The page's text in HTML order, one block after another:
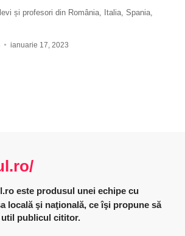
și profesori din România, Italia, Spania,
ianuarie 17, 2023
locală şi naţională, ce îşi propune să
publicul cititor.